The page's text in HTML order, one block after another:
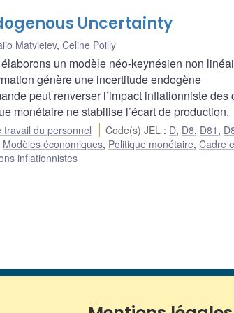
Uncertainty
Matvieiev, Celine Poilly
un modèle néo-keynésien non
génère une incertitude endogène
peut renverser l’impact inflationniste des
monétaire ne stabilise l’écart de production.
travail du personnel Code(s) JEL : D, D8, D81 ,
Modèles économiques, Politique monétaire,Cadre
inflationnistes